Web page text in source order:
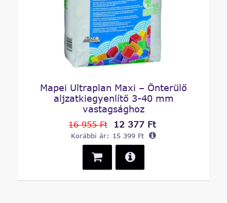
Mapei Ultraplan Maxi – Önterülő
aljzatkiegyenlítő 3-40 mm
vastagsághoz
16 955 Ft 12 377 Ft
Korábbi ár: 15 399 Ft